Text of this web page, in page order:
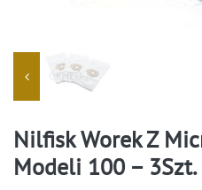
Nilfisk Worek Z
Modeli 100 – 3Szt.